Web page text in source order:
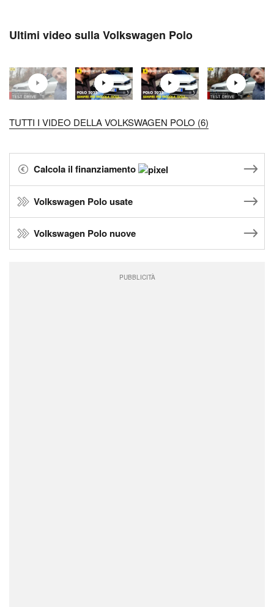
Ultimi video sulla Volkswagen Polo
TUTTI I VIDEO DELLA VOLKSWAGEN POLO (6)
Calcola il finanziamento
Volkswagen Polo usate
Volkswagen Polo nuove
PUBBLICITÀ